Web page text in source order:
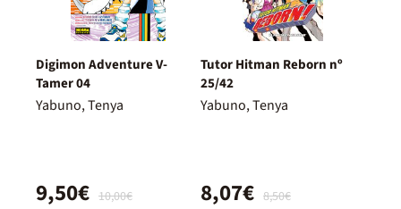
Digimon Adventure V-
Tamer 04
Yabuno, Tenya
10,00€
9,50€
Tutor Hitman Reborn nº
25/42
Yabuno, Tenya
8,50€
8,07€